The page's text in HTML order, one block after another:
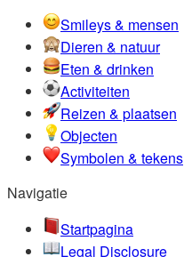
Smileys & mensen
Dieren & natuur
Eten & drinken
Activiteiten
Reizen & plaatsen
Objecten
Symbolen & tekens
Navigatie
Startpagina
Legal Disclosure